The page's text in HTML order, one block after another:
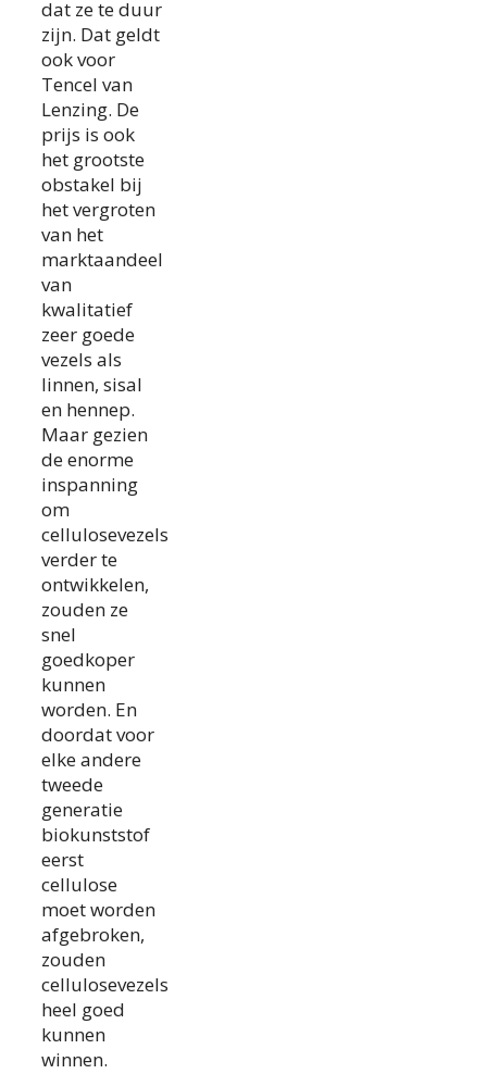
dat ze te duur
zijn. Dat geldt
ook voor
Tencel van
Lenzing. De
prijs is ook
het grootste
obstakel bij
het vergroten
van het
marktaandeel
van
kwalitatief
zeer goede
vezels als
linnen, sisal
en hennep.
Maar gezien
de enorme
inspanning
om
cellulosevezels
verder te
ontwikkelen,
zouden ze
snel
goedkoper
kunnen
worden. En
doordat voor
elke andere
tweede
generatie
biokunststof
eerst
cellulose
moet worden
afgebroken,
zouden
cellulosevezels
heel goed
kunnen
winnen.